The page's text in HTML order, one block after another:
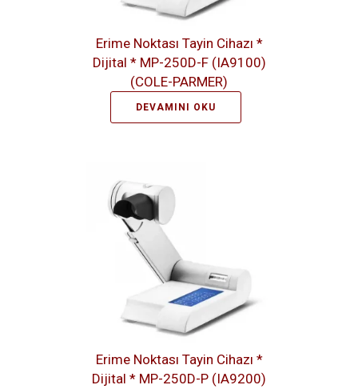
Erime Noktası Tayin Cihazı *
Dijital * MP-250D-F (IA9100)
(COLE-PARMER)
DEVAMINI OKU
Erime Noktası Tayin Cihazı *
Dijital * MP-250D-P (IA9200)